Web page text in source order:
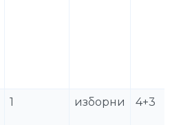
1 изборни 4+3